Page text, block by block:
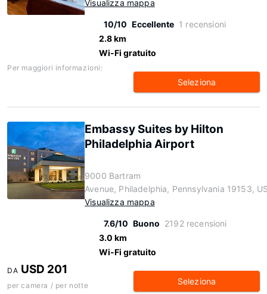
Visualizza mappa
10/10 Eccellente 1 recensioni
2.8 km
Wi-Fi gratuito
Per maggiori informazioni:
Seleziona
Embassy Suites by Hilton
Philadelphia Airport
9000 Bartram
Avenue, Philadelphia, Pennsylvania 19153,
Visualizza mappa
7.6/10 Buono 2192 recensioni
3.0 km
Wi-Fi gratuito
DA USD 201
per camera / per notte Seleziona